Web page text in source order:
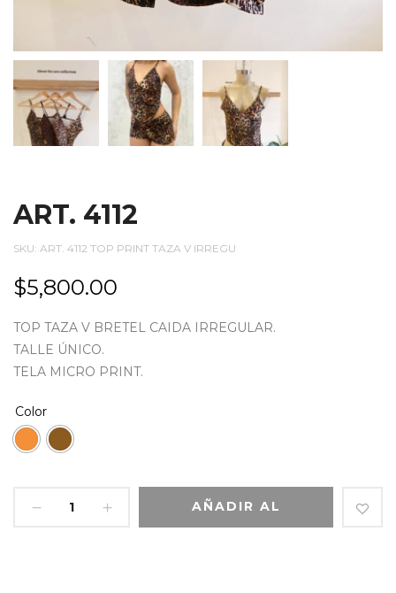
ART. 4112
SKU: ART. 4112 TOP PRINT TAZA V IRREGU
$5,800.00
TOP TAZA V BRETEL CAIDA IRREGULAR.
TALLE ÚNICO.
TELA MICRO PRINT.
Color
AÑADIR AL